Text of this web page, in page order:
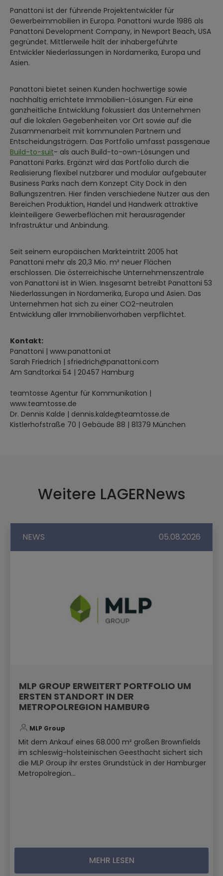
Panattoni ist der führende Projektentwickler für
Gewerbeimmobilien in Europa. Panattoni wurde 1986 als
Panattoni Development Company, in Newport Beach, USA
gegründet. Mittlerweile hält der inhabergeführte
Entwickler Niederlassungen in Nordamerika, Europa und
Asien.
Panattoni bietet seinen Kunden hochwertige sowie
nachhaltig errichtete Immobilien-Lösungen. Für eine
ganzheitliche Entwicklung fokussiert das Unternehmen
auf die lokalen Gegebenheiten vor Ort sowie auf die
Zusammenarbeit mit kommunalen Partnern und
Entscheidungsträgern. Das Portfolio umfasst passgenaue
Build-to-suit- als auch Build-to-own-Lösungen und
Panattoni Parks. Ergänzt wird das Portfolio durch die
Realisierung flexibel nutzbarer und modular aufgebauter
Business Parks nach dem Konzept City Dock in den
Ballungszentren. Hier finden verschiedene Nutzer aus den
Bereichen Produktion, Handel und Handwerk attraktive
kleinteiligere Gewerbeflächen mit herausragender
Infrastruktur und Anbindung.
Seit seinem europäischen Markteintritt 2005 hat
Panattoni mehr als 20,3 Mio. m² neuer Flächen
erschlossen. Die österreichische Unternehmenszentrale
von Panattoni ist in Wien. Insgesamt betreibt Panattoni 53
Niederlassungen in Nordamerika, Europa und Asien. Das
Unternehmen hat sich zu einer CO2-neutralen
Entwicklung aller Immobilienvorhaben verpflichtet.
Kontakt:
Panattoni | www.panattoni.at
Sarah Friedrich | sfriedrich@panattoni.com
Am Sandtorkai 54 | 20457 Hamburg
teamtosse Agentur für Kommunikation |
www.teamtosse.de
Dr. Dennis Kalde | dennis.kalde@teamtosse.de
Kistlerhofstraße 70 | Gebäude 88 | 81379 München
Weitere LAGERNews
NEWS 05.08.2026
MLP GROUP ERWEITERT PORTFOLIO UM
ERSTEN STANDORT IN DER
METROPOLREGION HAMBURG
MLP Group
Mit dem Ankauf eines 68.000 m² großen Brownfields
im schleswig-holsteinischen Geesthacht sichert sich
die MLP Group ihr erstes Grundstück in der Hamburger
Metropolregion...
MEHR LESEN